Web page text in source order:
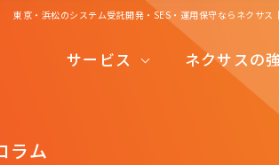
東京・浜松のシステム受託開発・SES・運用保守ならネクサス
サービス
システム受託開発
ネクサスの
コンサルティング
ンジリアニングサービス
代
拠
ラム